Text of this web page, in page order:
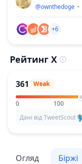
@ownthedoge
+6
Рейтинг X
361 Weak
0 100
Дані від TweetScout
Огляд Біржі